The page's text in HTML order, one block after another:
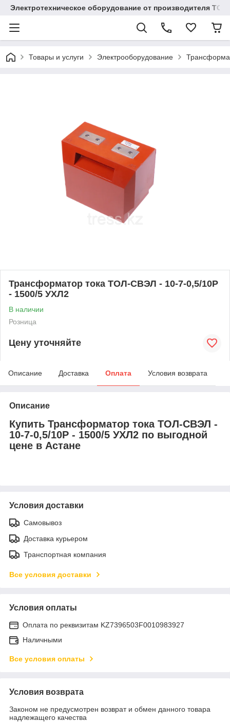
Электротехническое оборудование от производителя TOO
Товары и услуги Электрооборудование
Трансформатор тока ТОЛ-СВЭЛ - 10-7-0,5/10Р
- 1500/5 УХЛ2
В наличии
Розница
Цену уточняйте
Описание Доставка Оплата Условия возврата
Описание
Купить Трансформатор тока ТОЛ-СВЭЛ -
10-7-0,5/10Р - 1500/5 УХЛ2 по выгодной
цене в Астане
Условия доставки
Самовывоз
Доставка курьером
Транспортная компания
Все условия доставки
Условия оплаты
Оплата по реквизитам KZ7396503F0010983927
Наличными
Все условия оплаты
Условия возврата
Законом не предусмотрен возврат и обмен данного товара
надлежащего качества